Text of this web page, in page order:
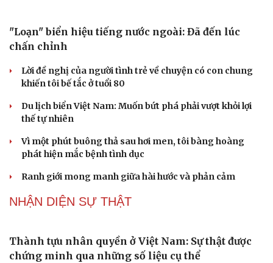
"Loạn" biển hiệu tiếng nước ngoài: Đã đến lúc
chấn chỉnh
Lời đề nghị của người tình trẻ về chuyện có con chung
khiến tôi bế tắc ở tuổi 80
Du lịch biển Việt Nam: Muốn bứt phá phải vượt khỏi lợi
thế tự nhiên
Vì một phút buông thả sau hơi men, tôi bàng hoàng
phát hiện mắc bệnh tình dục
Ranh giới mong manh giữa hài hước và phản cảm
NHẬN DIỆN SỰ THẬT
Thành tựu nhân quyền ở Việt Nam: Sự thật được
chứng minh qua những số liệu cụ thể